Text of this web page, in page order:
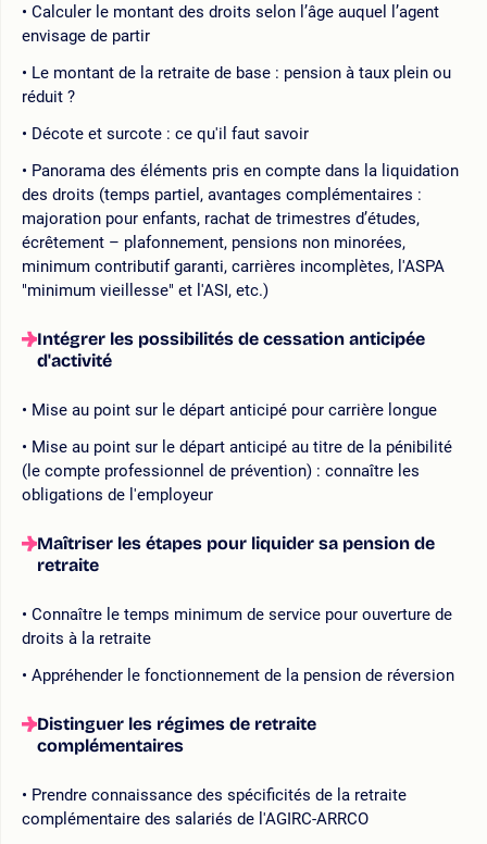
Calculer le montant des droits selon l’âge auquel l’agent
envisage de partir
Le montant de la retraite de base : pension à taux plein ou
réduit ?
Décote et surcote : ce qu'il faut savoir
Panorama des éléments pris en compte dans la liquidation
des droits (temps partiel, avantages complémentaires :
majoration pour enfants, rachat de trimestres d’études,
écrêtement – plafonnement, pensions non minorées,
minimum contributif garanti, carrières incomplètes, l'ASPA
"minimum vieillesse" et l'ASI, etc.)
Intégrer les possibilités de cessation anticipée
d'activité
Mise au point sur le départ anticipé pour carrière longue
Mise au point sur le départ anticipé au titre de la pénibilité
(le compte professionnel de prévention) : connaître les
obligations de l'employeur
Maîtriser les étapes pour liquider sa pension de
retraite
Connaître le temps minimum de service pour ouverture de
droits à la retraite
Appréhender le fonctionnement de la pension de réversion
Distinguer les régimes de retraite
complémentaires
Prendre connaissance des spécificités de la retraite
complémentaire des salariés de l'AGIRC-ARRCO